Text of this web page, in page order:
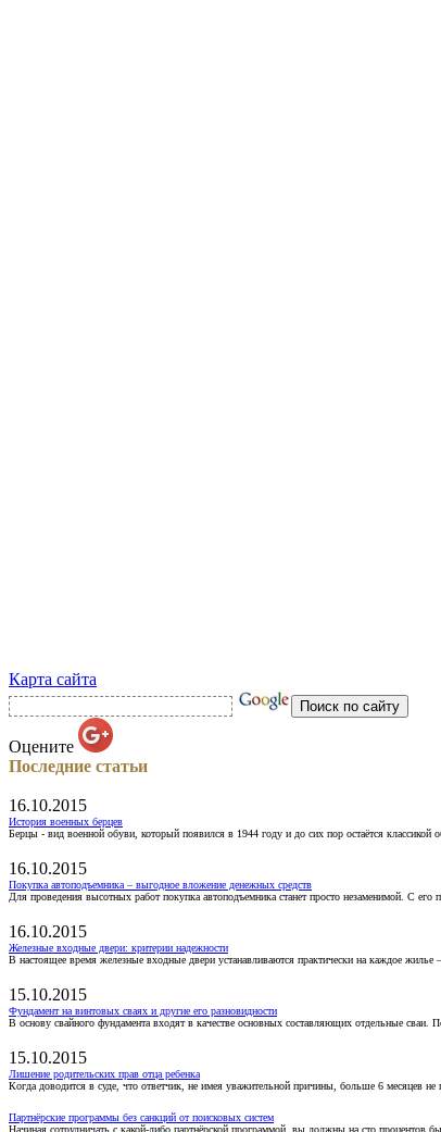
Карта сайта
Оцените
Последние статьи
16.10.2015
История военных берцев
Берцы - вид военной обуви, который появился в 1944 году и до сих пор остаётся классикой
16.10.2015
Покупка автоподъемника – выгодное вложение денежных средств
Для проведения высотных работ покупка автоподъемника станет просто незаменимой. С
16.10.2015
Железные входные двери: критерии надежности
В настоящее время железные входные двери устанавливаются практически на каждое жилье
15.10.2015
Фундамент на винтовых сваях и другие его разновидности
В основу свайного фундамента входят в качестве основных составляющих отдельные
15.10.2015
Лишение родительских прав отца ребенка
Когда доводится в суде, что ответчик, не имея уважительной причины, больше 6 месяцев
Партнёрские программы без санкций от поисковых систем
Начиная сотрудничать с какой-либо партнёрской программой, вы должны на сто процентов